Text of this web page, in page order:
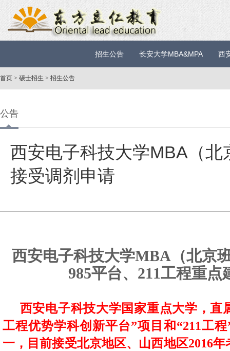
招生公告 长安大学MBA&MPA 西
首页 > 硕士招生 > 招生公告
公告
西安电子科技大学MBA（北
接受调剂申请
西安电子科技大学MBA （北京
985平台、 211工程重点
西安电子科技大学国家重点大学，直
工程优势学科创新平台”项目和“211工
一，目前接受北京地区、山西地区2016